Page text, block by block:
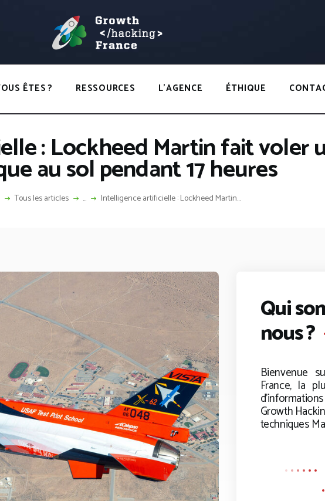
ÊTES ? RESSOURCES L’AGENCE ÉTHIQUE
: Lockheed Martin fait voler
au sol pendant 17 heures
Tous les articles ... Intelligence artificielle : Lockheed Martin...
GROWTH HACKING FRANCE
ÊTES ?
Qui
nous ?
Bienvenue
France, la
Growth
techniques